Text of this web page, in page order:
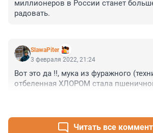
миллионеров в России станет
радовать.
SlawaPiter
3 февраля 2022, 21:24
Вот это да !!, мука из фуражного
отбеленная ХЛОРОМ стала
Читать все